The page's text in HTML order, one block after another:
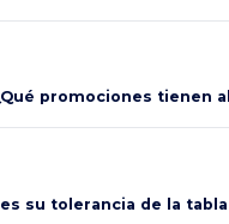
promociones tienen
es su tolerancia de la